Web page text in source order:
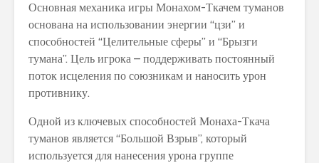
Основная механика игры Монахом-Ткачем туманов
основана на использовании энергии “цзи” и
способностей “Целительные сферы” и “Брызги
тумана”. Цель игрока – поддерживать постоянный
поток исцеления по союзникам и наносить урон
противнику.
Одной из ключевых способностей Монаха-Ткача
туманов является “Большой Взрыв”, который
используется для нанесения урона группе